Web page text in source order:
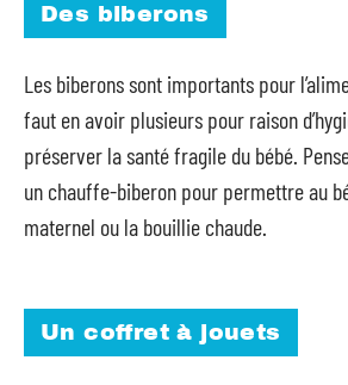
Des biberons
Les biberons sont importants pour
faut en avoir plusieurs pour raison
préserver la santé fragile du bébé.
un chauffe-biberon pour permettre au
maternel ou la bouillie chaude.
Un coffret à jouets